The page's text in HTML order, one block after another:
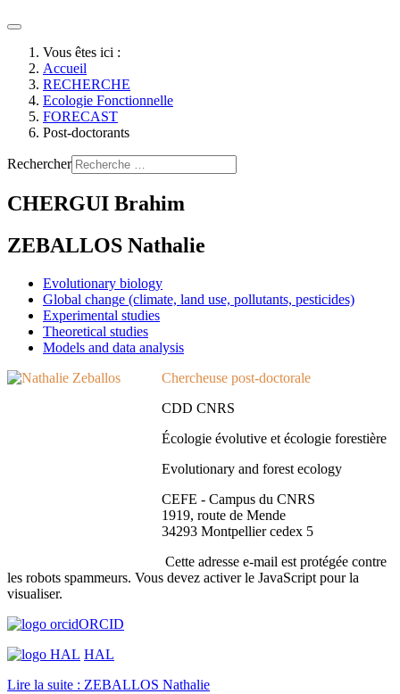
Vous êtes ici :
Accueil
RECHERCHE
Ecologie Fonctionnelle
FORECAST
Post-doctorants
Rechercher
CHERGUI Brahim
ZEBALLOS Nathalie
Evolutionary biology
Global change (climate, land use, pollutants, pesticides)
Experimental studies
Theoretical studies
Models and data analysis
Chercheuse post-doctorale
CDD CNRS
Écologie évolutive et écologie forestière
Evolutionary and forest ecology
CEFE - Campus du CNRS
1919, route de Mende
34293 Montpellier cedex 5
Cette adresse e-mail est protégée contre
les robots spammeurs. Vous devez activer le JavaScript pour la
visualiser.
ORCID
HAL
Lire la suite : ZEBALLOS Nathalie